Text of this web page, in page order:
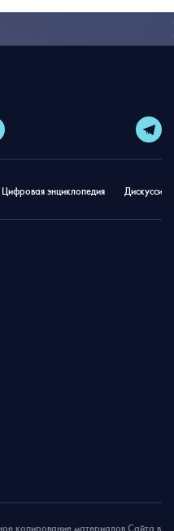
Цифровая энциклопедия
копирование материалов Сайта в